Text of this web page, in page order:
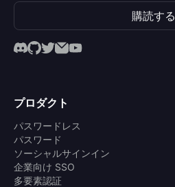
購読する
プロダクト
パスワードレス
パスワード
ソーシャルサインイン
企業向け SSO
多要素認証